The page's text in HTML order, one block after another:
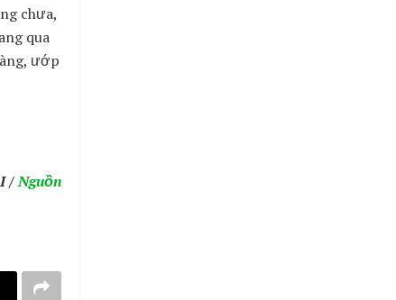
chưa,
qua
ướp
/Nguồn